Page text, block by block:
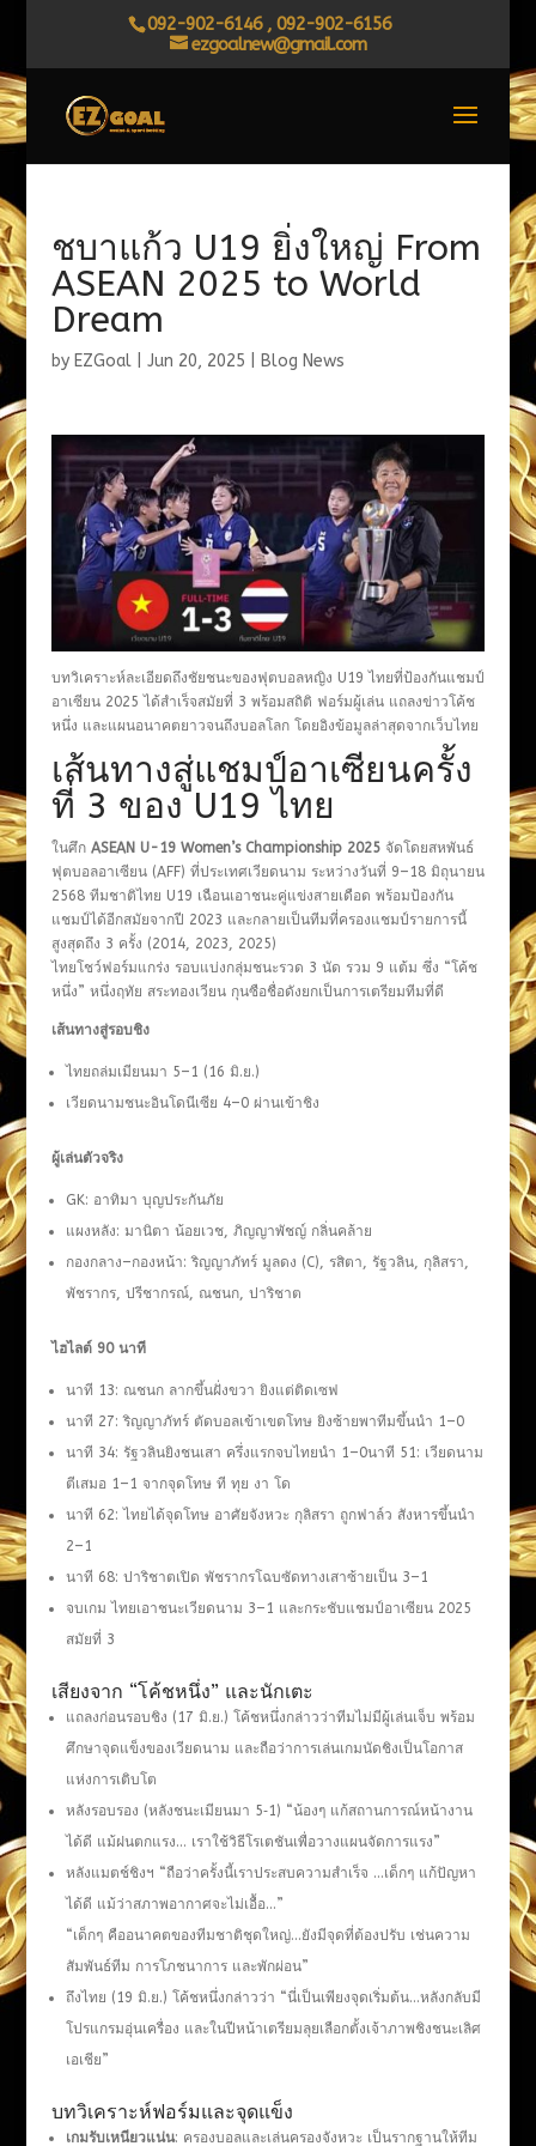
092-902-6146 , 092-902-6156
ezgoalnew@gmail.com
ชบาแก้ว U19 ยิ่งใหญ่ From
ASEAN 2025 to World
Dream
by EZGoal| Jun 20, 2025 Blog News
บทวิเคราะห์ละเอียดถึงชัยชนะของฟุตบอลหญิง U19 ไทยที่ป้องกันแชมป์
อาเซียน 2025 ได้สำเร็จสมัยที่ 3 พร้อมสถิติ ฟอร์มผู้เล่น แถลงข่าวโค้ช
หนึ่ง และแผนอนาคตยาวจนถึงบอลโลก โดยอิงข้อมูลล่าสุดจากเว็บไทย
เส้นทางสู่แชมป์อาเซียนครั้ง
ที่ 3 ของ U19 ไทย
ในศึก ASEAN U-19 Women’s Championship 2025จัดโดยสหพันธ์
ฟุตบอลอาเซียน (AFF) ที่ประเทศเวียดนาม ระหว่างวันที่ 9–18 มิถุนายน
2568 ทีมชาติไทย U19 เฉือนเอาชนะคู่แข่งสายเดือด พร้อมป้องกัน
แชมป์ได้อีกสมัยจากปี 2023 และกลายเป็นทีมที่ครองแชมป์รายการนี้
สูงสุดถึง 3 ครั้ง (2014, 2023, 2025)
ไทยโชว์ฟอร์มแกร่ง รอบแบ่งกลุ่มชนะรวด 3 นัด รวม 9 แต้ม ซึ่ง “โค้ช
หนึ่ง” หนึ่งฤทัย สระทองเวียน กุนซือชื่อดังยกเป็นการเตรียมทีมที่ดี
เส้นทางสู่รอบชิง
ไทยถล่มเมียนมา 5–1 (16 มิ.ย.)
เวียดนามชนะอินโดนีเซีย 4–0 ผ่านเข้าชิง
ผู้เล่นตัวจริง
GK: อาทิมา บุญประกันภัย
แผงหลัง: มานิตา น้อยเวช, ภิญญาพัชญ์ กลิ่นคล้าย
กองกลาง–กองหน้า: ริญญาภัทร์ มูลดง (C), รสิตา, รัฐวลิน, กุลิสรา,
พัชรากร, ปรีชากรณ์, ณชนก, ปาริชาต
ไฮไลต์ 90 นาที
นาที 13: ณชนก ลากขึ้นฝั่งขวา ยิงแต่ติดเซฟ
นาที 27: ริญญาภัทร์ ตัดบอลเข้าเขตโทษ ยิงซ้ายพาทีมขึ้นนำ 1–0
นาที 34: รัฐวลินยิงชนเสา ครึ่งแรกจบไทยนำ 1–0นาที 51: เวียดนาม
ตีเสมอ 1–1 จากจุดโทษ ที ทุย งา โด
นาที 62: ไทยได้จุดโทษ อาศัยจังหวะ กุลิสรา ถูกฟาล์ว สังหารขึ้นนำ
2–1
นาที 68: ปาริชาตเปิด พัชรากรโฉบซัดทางเสาซ้ายเป็น 3–1
จบเกม ไทยเอาชนะเวียดนาม 3–1 และกระชับแชมป์อาเซียน 2025
สมัยที่ 3
เสียงจาก “โค้ชหนึ่ง” และนักเตะ
แถลงก่อนรอบชิง (17 มิ.ย.) โค้ชหนึ่งกล่าวว่าทีมไม่มีผู้เล่นเจ็บ พร้อม
ศึกษาจุดแข็งของเวียดนาม และถือว่าการเล่นเกมนัดชิงเป็นโอกาส
แห่งการเติบโต
หลังรอบรอง (หลังชนะเมียนมา 5‑1) “น้องๆ แก้สถานการณ์หน้างาน
ได้ดี แม้ฝนตกแรง… เราใช้วิธีโรเตชันเพื่อวางแผนจัดการแรง”
หลังแมตช์ชิงฯ “ถือว่าครั้งนี้เราประสบความสำเร็จ …เด็กๆ แก้ปัญหา
ได้ดี แม้ว่าสภาพอากาศจะไม่เอื้อ…”
“เด็กๆ คืออนาคตของทีมชาติชุดใหญ่…ยังมีจุดที่ต้องปรับ เช่นความ
สัมพันธ์ทีม การโภชนาการ และพักผ่อน”
ถึงไทย (19 มิ.ย.) โค้ชหนึ่งกล่าวว่า “นี่เป็นเพียงจุดเริ่มต้น…หลังกลับมี
โปรแกรมอุ่นเครื่อง และในปีหน้าเตรียมลุยเลือกตั้งเจ้าภาพชิงชนะเลิศ
เอเชีย”
บทวิเคราะห์ฟอร์มและจุดแข็ง
เกมรับเหนียวแน่น: ครองบอลและเล่นครองจังหวะ เป็นรากฐานให้ทีม